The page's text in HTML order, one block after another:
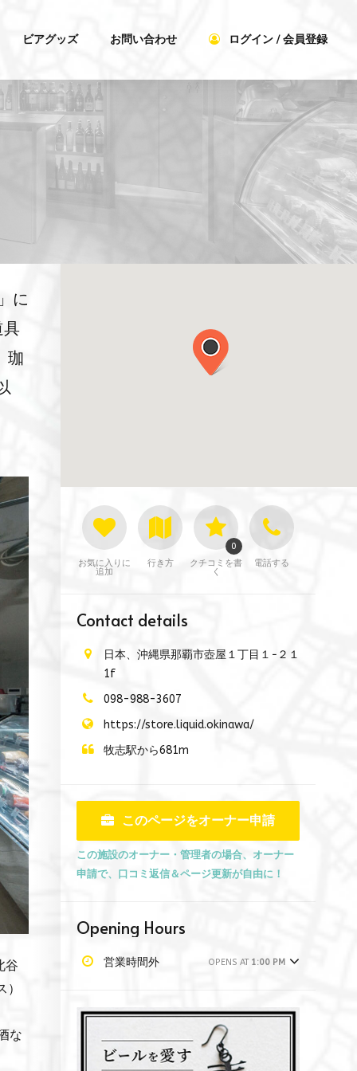
ログイン / 会員登録
ビアグッズ お問い合わせ
に
珈
谷
な
お気に入りに
追加
行き方
クチコミを書
く
0
電話する
Contact details
日本、沖縄県那覇市壺屋１丁目１−２１
1f
098-988-3607
https://store.liquid.okinawa/
牧志駅から681m
このページをオーナー申請
この施設のオーナー・管理者の場合、オーナー
申請で、口コミ返信＆ページ更新が自由に！
Opening Hours
営業時間外 OPENS AT 1:00 PM